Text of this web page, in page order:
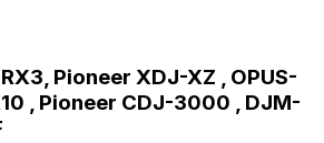
Pioneer XDJ-XZ , OPUS-
, Pioneer CDJ-3000 , DJM-